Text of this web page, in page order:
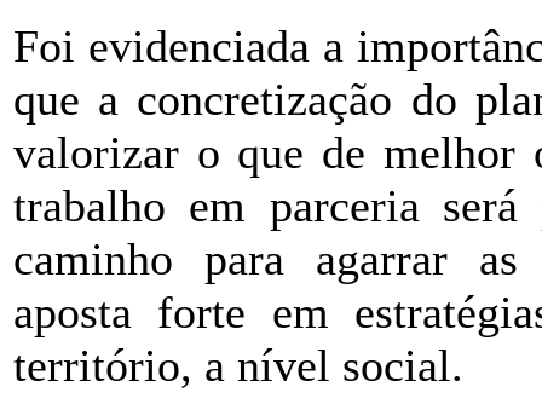
Foi evidenciada a
que a concretização do
valorizar o que de melhor
trabalho em parceria
caminho para agarrar as
aposta forte em
território, a nível social.